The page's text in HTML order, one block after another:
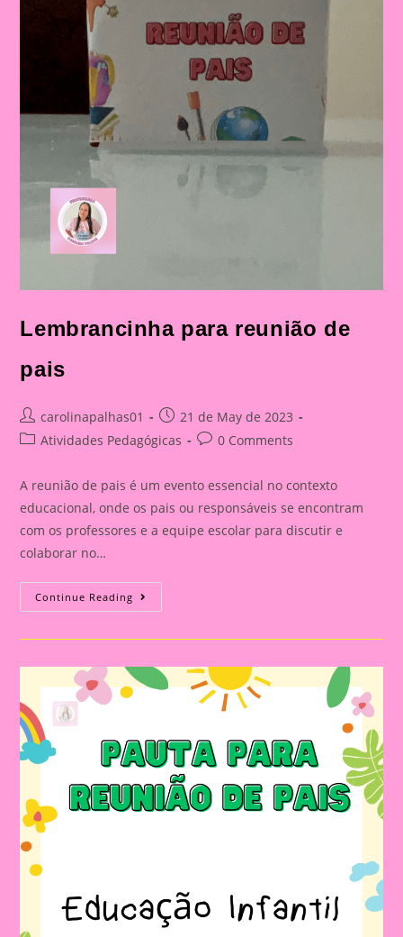
Lembrancinha para reunião de
pais
Post
author:
carolinapalhas01
Post
published:
21 de May de 2023
PostAtividades Pedagógicas
Post0 Comments
A reunião de pais é um evento essencial no contexto
educacional, onde os pais ou responsáveis se encontram
com os professores e a equipe escolar para discutir e
colaborar no…
Continue Reading Lembrancinha
Para